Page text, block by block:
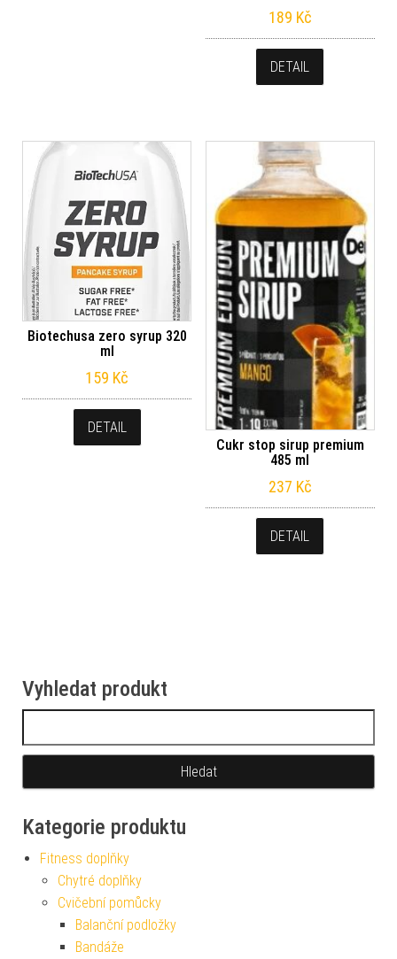
189 Kč
DETAIL
Biotechusa zero syrup 320
ml
159 Kč
DETAIL
Cukr stop sirup premium
485 ml
237 Kč
DETAIL
Vyhledat produkt
Kategorie produktu
Fitness doplňky
Chytré doplňky
Cvičební pomůcky
Balanční podložky
Bandáže